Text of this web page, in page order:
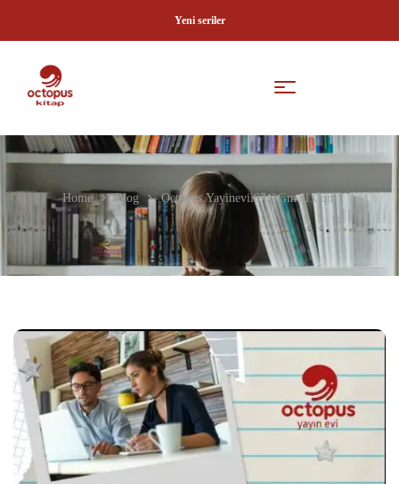
Yeni seriler
Home Blog Octopus.yayinevii07@gmail.com